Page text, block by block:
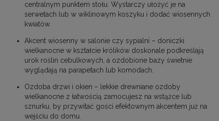
centralnym punktem stołu. Wystarczy ułożyć je na
serwetach lub w wiklinowym koszyku i dodać wiosennych
kwiatów.
Akcent wiosenny w salonie czy sypialni – doniczki
wielkanocne w kształcie królików doskonale podkreślają
urok roślin cebulkowych, a ozdobione bazy świetnie
wyglądają na parapetach lub komodach.
Ozdoba drzwi i okien – lekkie drewniane ozdoby
wielkanocne z łatwością zamocujesz na wstążce lub
sznurku, by przywitać gości efektownym akcentem już na
wejściu do domu.